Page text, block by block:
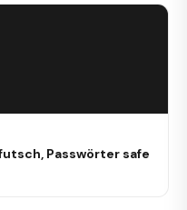
Passwörter safe